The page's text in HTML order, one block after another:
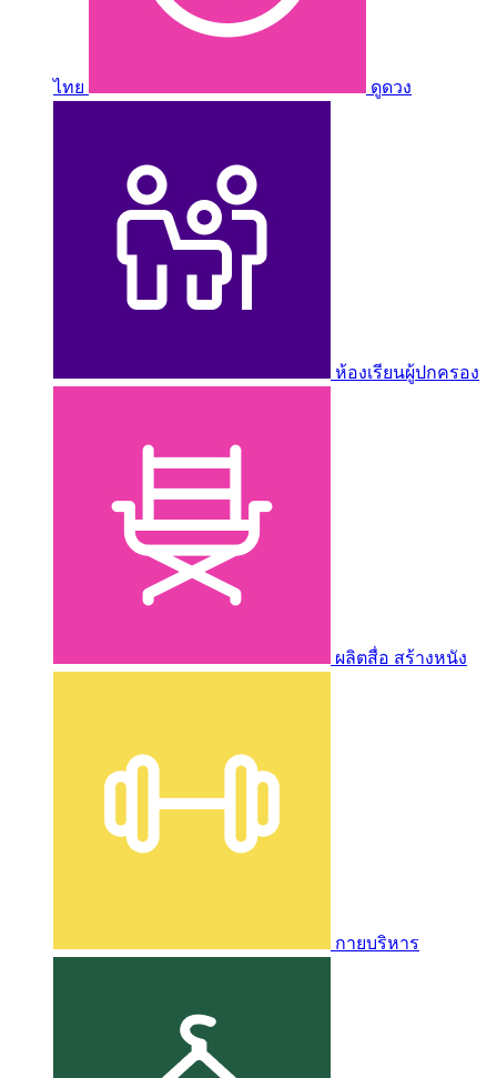
ไทย ดูดวง
ห้องเรียนผู้ปกครอง
ผลิตสื่อ สร้างหนัง
กายบริหาร